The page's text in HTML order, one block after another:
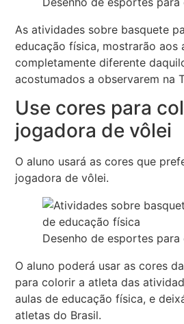
As atividades sobre basquete
educação física, mostrarão aos
completamente diferente
acostumados a observarem na
Use cores para
jogadora de vôlei
O aluno usará as cores que
jogadora de vôlei.
Desenho de esportes
O aluno poderá usar as cores
para colorir a atleta das
aulas de educação física, e
atletas do Brasil.